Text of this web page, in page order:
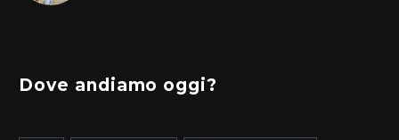
Dove andiamo oggi?